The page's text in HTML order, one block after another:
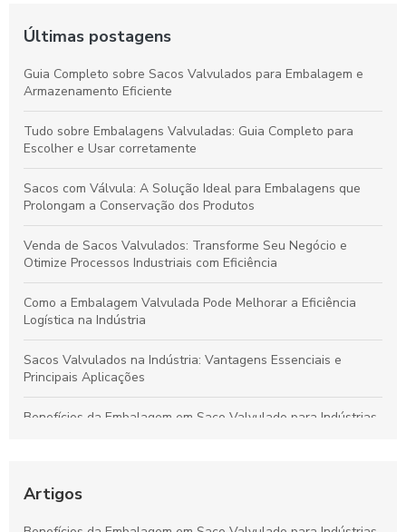
Últimas postagens
Guia Completo sobre Sacos Valvulados para Embalagem e
Armazenamento Eficiente
Tudo sobre Embalagens Valvuladas: Guia Completo para
Escolher e Usar corretamente
Sacos com Válvula: A Solução Ideal para Embalagens que
Prolongam a Conservação dos Produtos
Venda de Sacos Valvulados: Transforme Seu Negócio e
Otimize Processos Industriais com Eficiência
Como a Embalagem Valvulada Pode Melhorar a Eficiência
Logística na Indústria
Sacos Valvulados na Indústria: Vantagens Essenciais e
Principais Aplicações
Benefícios da Embalagem em Saco Valvulado para Indústrias
Durabilidade, Conservação e Sustentabilidade
Artigos